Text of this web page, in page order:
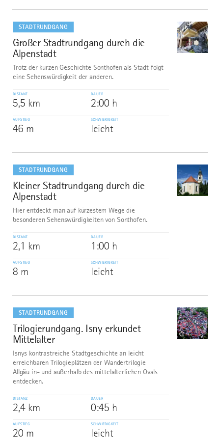
STADTRUNDGANG
8
Großer Stadtrundgang durch die
Alpenstadt
©
Trotz der kurzen Geschichte Sonthofen als Stadt folgt
eine Sehenswürdigkeit der anderen.
DISTANZ
5,5 km
DAUER
2:00 h
AUFSTIEG
46 m
SCHWIERIGKEIT
leicht
dazu
STADTRUNDGANG
9
Kleiner Stadtrundgang durch die
Alpenstadt
©
Hier entdeckt man auf kürzestem Wege die
besonderen Sehenswürdigkeiten von Sonthofen.
DISTANZ
2,1 km
DAUER
1:00 h
AUFSTIEG
8 m
SCHWIERIGKEIT
leicht
dazu
STADTRUNDGANG
10
Trilogierundgang. Isny erkundet
Mittelalter
©
Isnys kontrastreiche Stadtgeschichte an leicht
erreichbaren Trilogieplätzen der Wandertrilogie
Allgäu in- und außerhalb des mittelalterlichen Ovals
entdecken.
DISTANZ
2,4 km
DAUER
0:45 h
AUFSTIEG
20 m
SCHWIERIGKEIT
leicht
dazu